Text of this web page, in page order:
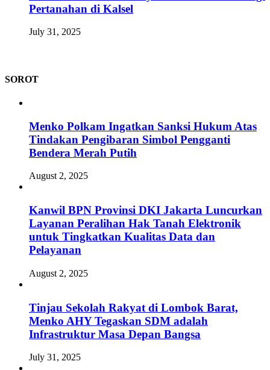
Pertanahan di Kalsel
July 31, 2025
SOROT
Menko Polkam Ingatkan Sanksi Hukum Atas
Tindakan Pengibaran Simbol Pengganti
Bendera Merah Putih
August 2, 2025
Kanwil BPN Provinsi DKI Jakarta Luncurkan
Layanan Peralihan Hak Tanah Elektronik
untuk Tingkatkan Kualitas Data dan
Pelayanan
August 2, 2025
Tinjau Sekolah Rakyat di Lombok Barat,
Menko AHY Tegaskan SDM adalah
Infrastruktur Masa Depan Bangsa
July 31, 2025